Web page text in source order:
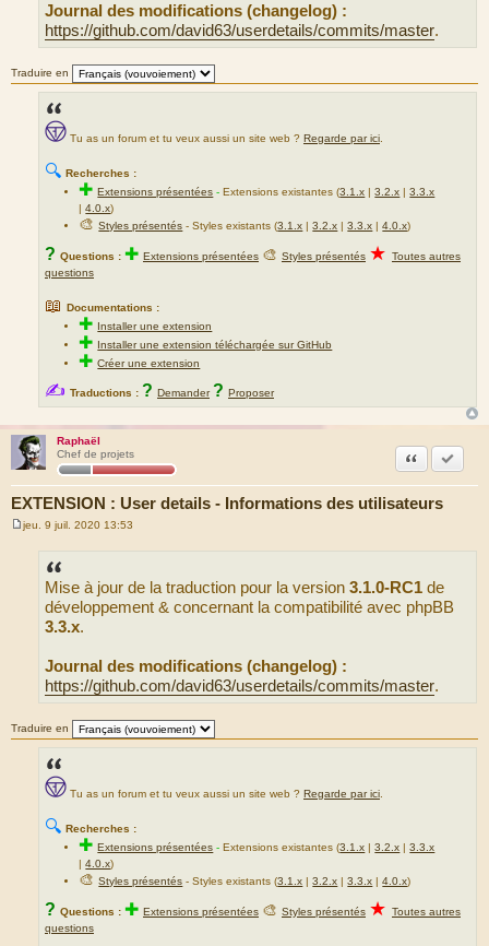
Journal des modifications (changelog) :
https://github.com/david63/userdetails/commits/master.
Traduire en
Tu as un forum et tu veux aussi un site web ? Regarde par ici.
🔍 Recherches :
✚Extensions présentées -Extensions existantes (3.1.x |3.2.x |3.3.x
|4.0.x)
🎨Styles présentés - Styles existants (3.1.x |3.2.x |3.3.x |4.0.x)
? Questions : ✚ Extensions présentées 🎨 Styles présentés ★ Toutes autres
questions
📖 Documentations :
✚ Installer une extension
✚ Installer une extension téléchargée sur GitHub
✚Créer une extension
✍ Traductions : ? Demander ? Proposer
Raphaël
Chef de projets
EXTENSION : User details - Informations des utilisateurs
Citation
M
jeu. 9 juil. 2020 13:53
Mise à jour de la traduction pour la version 3.1.0-RC1 de
développement & concernant la compatibilité avec phpBB
3.3.x.
Journal des modifications (changelog) :
https://github.com/david63/userdetails/commits/master.
Traduire en
Tu as un forum et tu veux aussi un site web ? Regarde par ici.
🔍 Recherches :
✚Extensions présentées -Extensions existantes (3.1.x |3.2.x |3.3.x
|4.0.x)
🎨Styles présentés - Styles existants (3.1.x |3.2.x |3.3.x |4.0.x)
? Questions : ✚ Extensions présentées 🎨 Styles présentés ★ Toutes autres
questions